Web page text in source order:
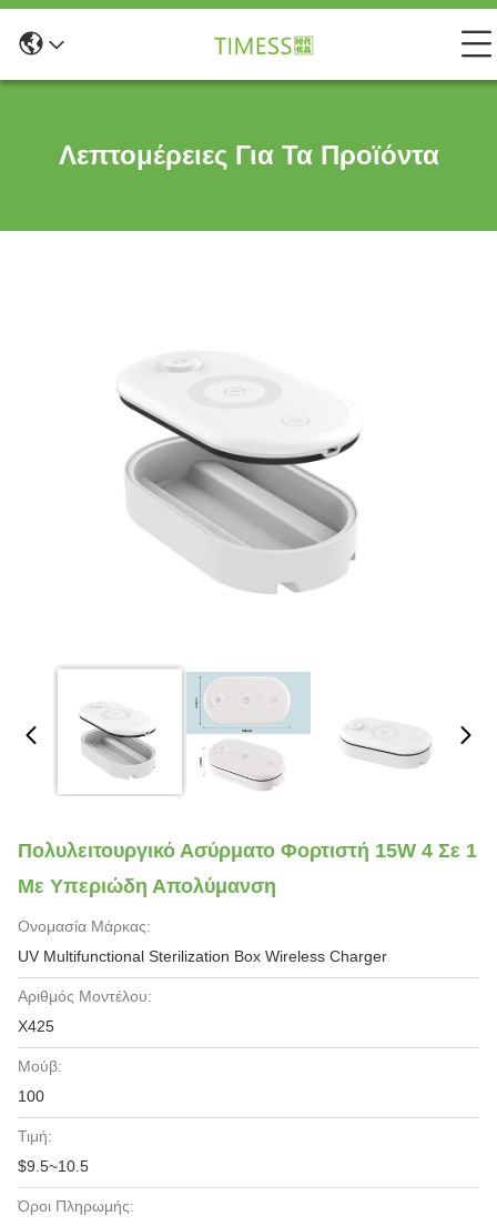
Λεπτομέρειες Για Τα Προϊόντα
Πολυλειτουργικό Ασύρματο Φορτιστή 15W 4 Σε 1
Με Υπεριώδη Απολύμανση
Ονομασία Μάρκας:
UV Multifunctional Sterilization Box Wireless Charger
Αριθμός Μοντέλου:
X425
Μούβ:
100
Τιμή:
$9.5~10.5
Όροι Πληρωμής: